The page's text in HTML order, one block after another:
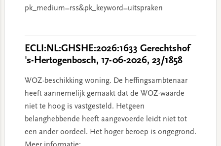
pk_medium=rss&pk_keyword=uitspraken
ECLI:NL:GHSHE:2026:1633 Gerechtshof
's-Hertogenbosch, 17-06-2026, 23/1858
WOZ-beschikking woning. De heffingsambtenaar
heeft aannemelijk gemaakt dat de WOZ-waarde
niet te hoog is vastgesteld. Hetgeen
belanghebbende heeft aangevoerde leidt niet tot
een ander oordeel. Het hoger beroep is ongegrond.